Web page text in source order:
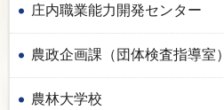
庄内職業能力開発センター
農政企画課（団体検査指導室）
農林大学校